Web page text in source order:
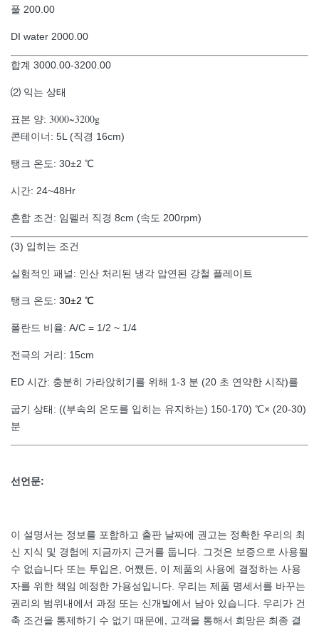
풀 200.00
DI water 2000.00
합계 3000.00-3200.00
⑵ 익는 상태
표본 양: 3000~3200g
콘테이너: 5L (직경 16cm)
탱크 온도: 30±2 ℃
시간: 24~48Hr
혼합 조건: 임펠러 직경 8cm (속도 200rpm)
(3) 입히는 조건
실험적인 패널: 인산 처리된 냉각 압연된 강철 플레이트
탱크 온도: 30±2 ℃
폴란드 비율: A/C = 1/2 ~ 1/4
전극의 거리: 15cm
ED 시간: 충분히 가라앉히기를 위해 1-3 분 (20 초 연약한 시작)를
굽기 상태: ((부속의 온도를 입히는 유지하는) 150-170) ℃× (20-30)
분
선언문:
이 설명서는 정보를 포함하고 출판 날짜에 권고는 정확한 우리의 최
신 지식 및 경험에 지금까지 근거를 둡니다. 그것은 보증으로 사용될
수 없습니다 또는 투입은, 어쨌든, 이 제품의 사용에 결정하는 사용
자를 위한 책임 예정한 가용성입니다. 우리는 제품 명세서를 바꾸는
권리의 범위내에서 과정 또는 신개발에서 남아 있습니다. 우리가 건
축 조건을 통제하기 수 없기 때문에, 고객을 통해서 희망은 최종 결